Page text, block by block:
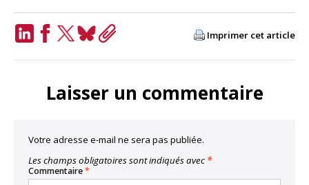
Imprimer cet article
Laisser un commentaire
Votre adresse e-mail ne sera pas publiée.
Les champs obligatoires sont indiqués avec *
Commentaire*